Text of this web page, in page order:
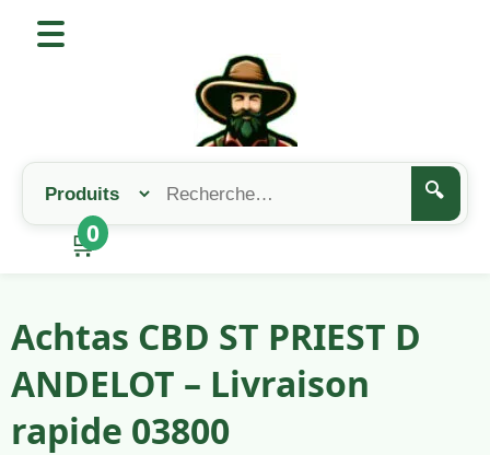
🔍
🛒
0
Achtas CBD ST PRIEST D
ANDELOT – Livraison
rapide 03800